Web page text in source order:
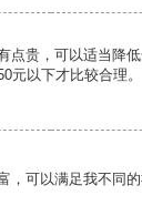
点贵，可以适当降
元以下才比较合理。
，可以满足我不同的